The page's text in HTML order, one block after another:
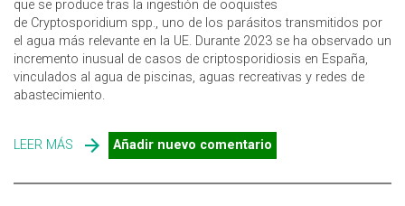
que se produce tras la ingestión de ooquistes
de Cryptosporidium spp., uno de los parásitos transmitidos por
el agua más relevante en la UE. Durante 2023 se ha observado un
incremento inusual de casos de criptosporidiosis en España,
vinculados al agua de piscinas, aguas recreativas y redes de
abastecimiento.
LEER MÁS SOBRE INCREMENTO DE CASOS Y BROTES DE
CRIPTOSPORIDIOSIS EN ESPAÑA EN 2023
Añadir nuevo comentario